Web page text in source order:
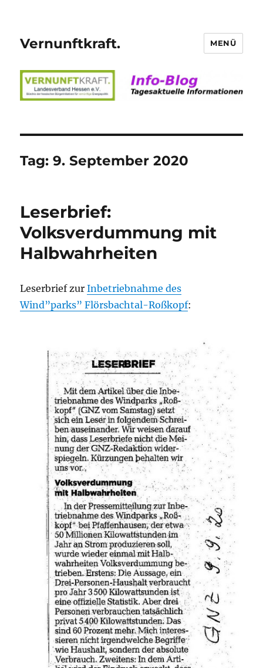
Vernunftkraft. MENÜ
Tag:9. September 2020
Leserbrief:
Volksverdummung mit
Halbwahrheiten
Leserbrief zurInbetriebnahme des
Wind”parks” Flörsbachtal-Roßkopf: